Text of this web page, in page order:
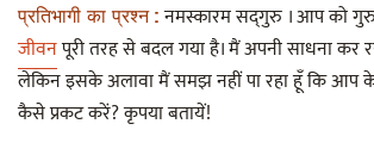
प्रतिभागी का प्रश्न :नमस्कारम सद्‌गुरु । आप को
जीवनपूरी तरह से बदल गया है। मैं अपनी साधना कर
लेकिन इसके अलावा मैं समझ नहीं पा रहा हूँ कि आप
कैसे प्रकट करें? कृपया बतायें!